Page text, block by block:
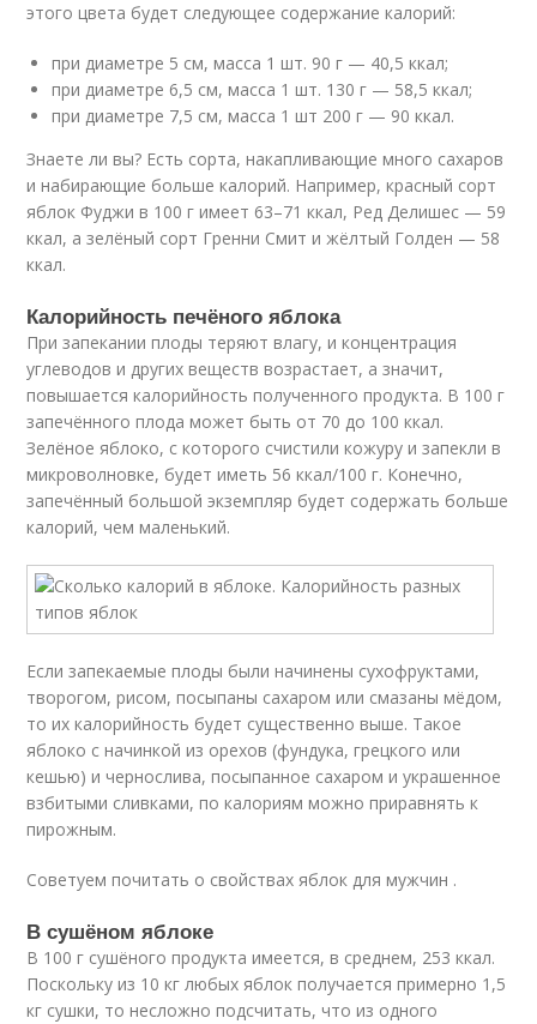
этого цвета будет следующее содержание калорий:
при диаметре 5 см, масса 1 шт. 90 г — 40,5 ккал;
при диаметре 6,5 см, масса 1 шт. 130 г — 58,5 ккал;
при диаметре 7,5 см, масса 1 шт 200 г — 90 ккал.
Знаете ли вы? Есть сорта, накапливающие много сахаров
и набирающие больше калорий. Например, красный сорт
яблок Фуджи в 100 г имеет 63–71 ккал, Ред Делишес — 59
ккал, а зелёный сорт Гренни Смит и жёлтый Голден — 58
ккал.
Калорийность печёного яблока
При запекании плоды теряют влагу, и концентрация
углеводов и других веществ возрастает, а значит,
повышается калорийность полученного продукта. В 100 г
запечённого плода может быть от 70 до 100 ккал.
Зелёное яблоко, с которого счистили кожуру и запекли в
микроволновке, будет иметь 56 ккал/100 г. Конечно,
запечённый большой экземпляр будет содержать больше
калорий, чем маленький.
Если запекаемые плоды были начинены сухофруктами,
творогом, рисом, посыпаны сахаром или смазаны мёдом,
то их калорийность будет существенно выше. Такое
яблоко с начинкой из орехов (фундука, грецкого или
кешью) и чернослива, посыпанное сахаром и украшенное
взбитыми сливками, по калориям можно приравнять к
пирожным.
Советуем почитать о свойствах яблок для мужчин .
В сушёном яблоке
В 100 г сушёного продукта имеется, в среднем, 253 ккал.
Поскольку из 10 кг любых яблок получается примерно 1,5
кг сушки, то несложно подсчитать, что из одного